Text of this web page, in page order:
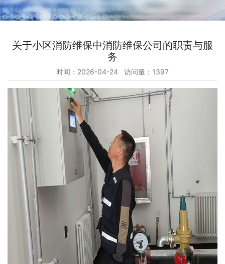
关于小区消防维保中消防维保公司的职责与服
务
时间：2026-04-24 访问量：1397